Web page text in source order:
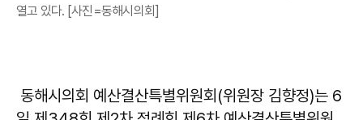
열고 있다. [사진=동해시의회]
동해시의회 예산결산특별위원회(위원장 김향정)는 6